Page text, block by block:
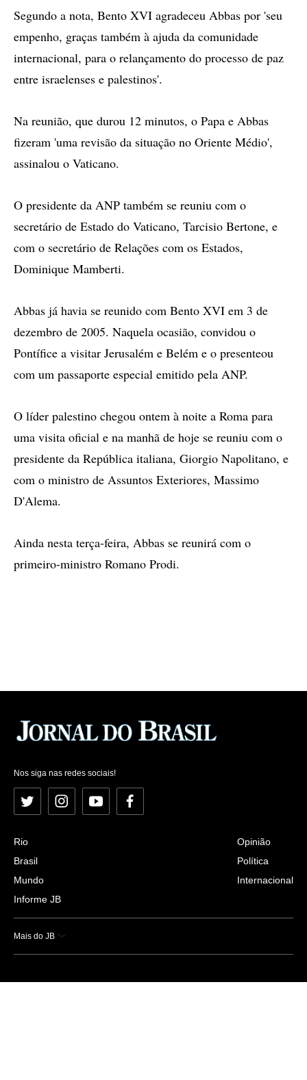
Segundo a nota, Bento XVI agradeceu Abbas por 'seu
empenho, graças também à ajuda da comunidade
internacional, para o relançamento do processo de paz
entre israelenses e palestinos'.
Na reunião, que durou 12 minutos, o Papa e Abbas
fizeram 'uma revisão da situação no Oriente Médio',
assinalou o Vaticano.
O presidente da ANP também se reuniu com o
secretário de Estado do Vaticano, Tarcisio Bertone, e
com o secretário de Relações com os Estados,
Dominique Mamberti.
Abbas já havia se reunido com Bento XVI em 3 de
dezembro de 2005. Naquela ocasião, convidou o
Pontífice a visitar Jerusalém e Belém e o presenteou
com um passaporte especial emitido pela ANP.
O líder palestino chegou ontem à noite a Roma para
uma visita oficial e na manhã de hoje se reuniu com o
presidente da República italiana, Giorgio Napolitano, e
com o ministro de Assuntos Exteriores, Massimo
D'Alema.
Ainda nesta terça-feira, Abbas se reunirá com o
primeiro-ministro Romano Prodi.
Nos siga nas redes sociais!
Twitter InstagramYouTubeFacebook
Rio
Brasil
Mundo
Informe JB
Opinião
Política
Internacional
Mais do JB
Esportes